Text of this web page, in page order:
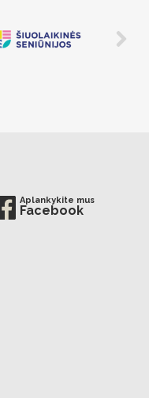
Aplankykite mus
Facebook